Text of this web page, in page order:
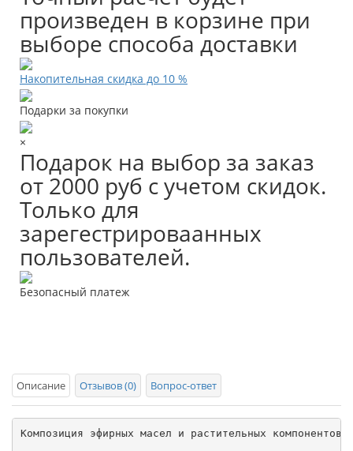
произведен в корзине при
выборе способа доставки
Накопительная скидка до 10 %
Подарки за покупки
×
Подарок на выбор за заказ
от 2000 руб с учетом скидок.
Только для
зарегестрироваанных
пользователей.
Безопасный платеж
Описание Отзывов (0) Вопрос-ответ
Композиция эфирных масел и растительных